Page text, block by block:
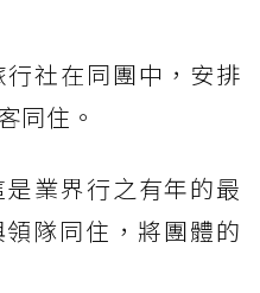
社在同團中，安排
同住。
業界行之有年的最
隊同住，將團體的